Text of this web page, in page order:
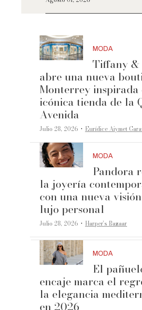
MODA
Tiffany &
abre una nueva
Monterrey inspirada
icónica tienda de la
Avenida
Julio 28, 2026 ·Eurídice Aiymet
MODA
Pandora
la joyería
con una nueva
lujo personal
Julio 28, 2026 ·Harper’s Bazaar
MODA
El
encaje marca el
la elegancia
en 2026